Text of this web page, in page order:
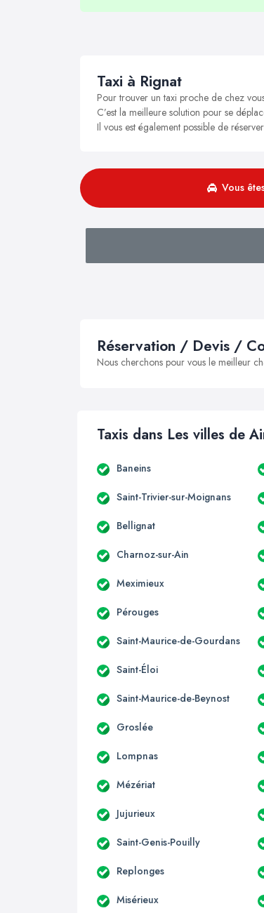
Taxi à Rignat
Pour trouver un taxi proche de chez
C’est la meilleure solution pour se
Il vous est également possible de
Vous
Réservation / Devis /
Nous cherchons pour vous le meilleur
Taxis dans Les villes de
Baneins
Saint-Trivier-sur-Moignans
Bellignat
Charnoz-sur-Ain
Meximieux
Pérouges
Saint-Maurice-de-Gourdans
Saint-Éloi
Saint-Maurice-de-Beynost
Groslée
Lompnas
Mézériat
Jujurieux
Saint-Genis-Pouilly
Replonges
Misérieux